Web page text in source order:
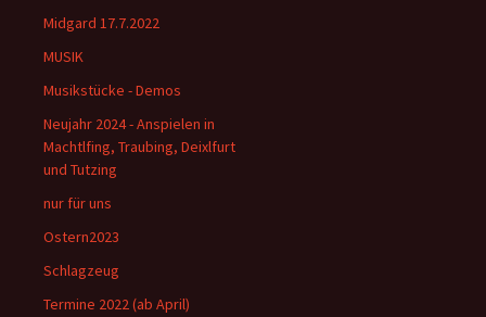
Midgard 17.7.2022
MUSIK
Musikstücke - Demos
Neujahr 2024 - Anspielen in
Machtlfing, Traubing, Deixlfurt
und Tutzing
nur für uns
Ostern2023
Schlagzeug
Termine 2022 (ab April)